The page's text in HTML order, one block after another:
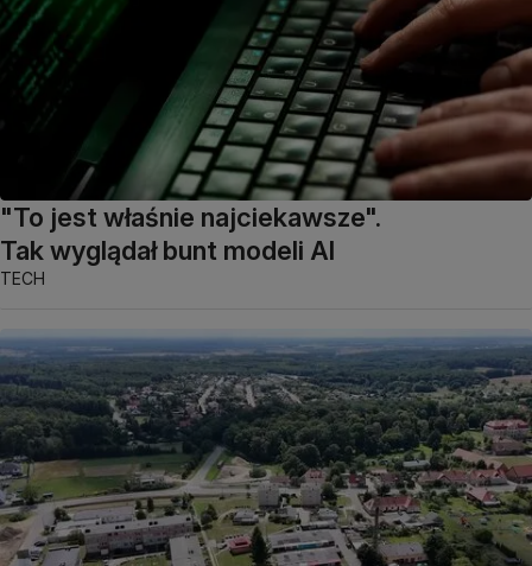
"To jest właśnie najciekawsze".
Tak wyglądał bunt modeli AI
TECH